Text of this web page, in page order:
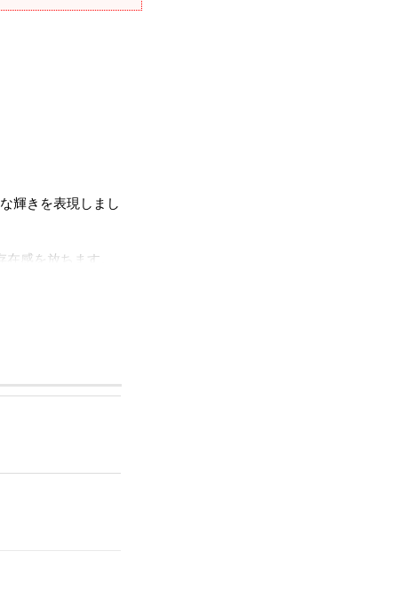
輝きを表現しまし
感を放ちます。
側面から繊細なきら
輝きを生み出しま